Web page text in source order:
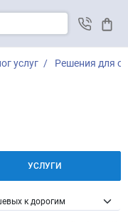
услуг Решения для
УСЛУГИ